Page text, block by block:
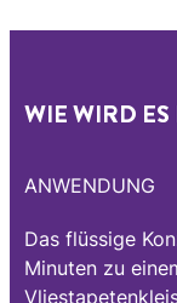
WIE WIRD
ANWENDUNG
Das flüssige
Minuten zu